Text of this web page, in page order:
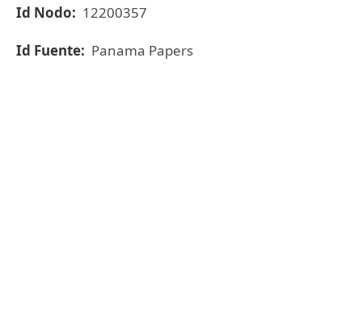
Id Nodo: 12200357
Id Fuente: Panama Papers